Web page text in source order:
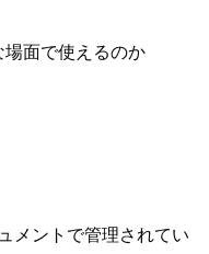
面で使えるのか
メントで管理されてい